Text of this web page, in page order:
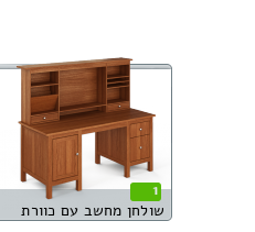
1
שולחן מחשב עם כוורת